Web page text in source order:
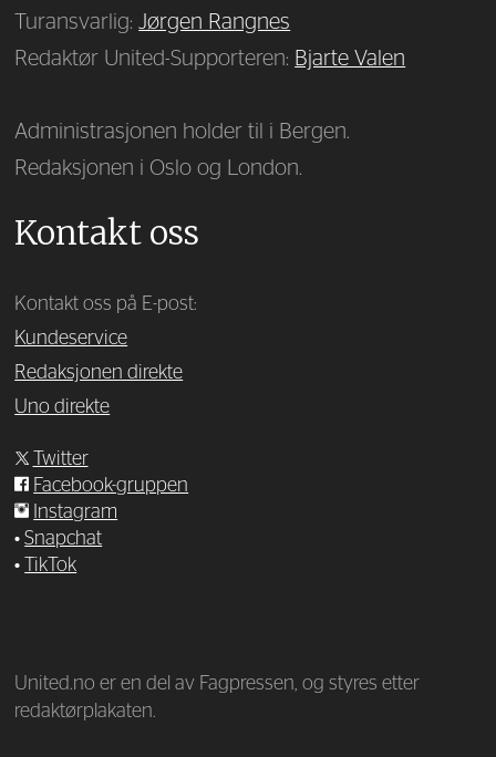
Turansvarlig:Jørgen Rangnes
Redaktør United-Supporteren: Bjarte Valen
Administrasjonen holder til i Bergen.
Redaksjonen i Oslo og London.
Kontakt oss
Kontakt oss på E-post:
Kundeservice
Redaksjonen direkte
Uno direkte
Twitter
Facebook-gruppen
Instagram
•Snapchat
•
TikTok
United.no er en del av Fagpressen, og styres etter
redaktørplakaten.